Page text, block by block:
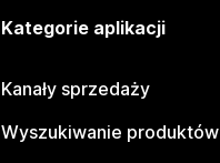
Kategorie aplikacji
Kanały sprzedaży
Wyszukiwanie produktów